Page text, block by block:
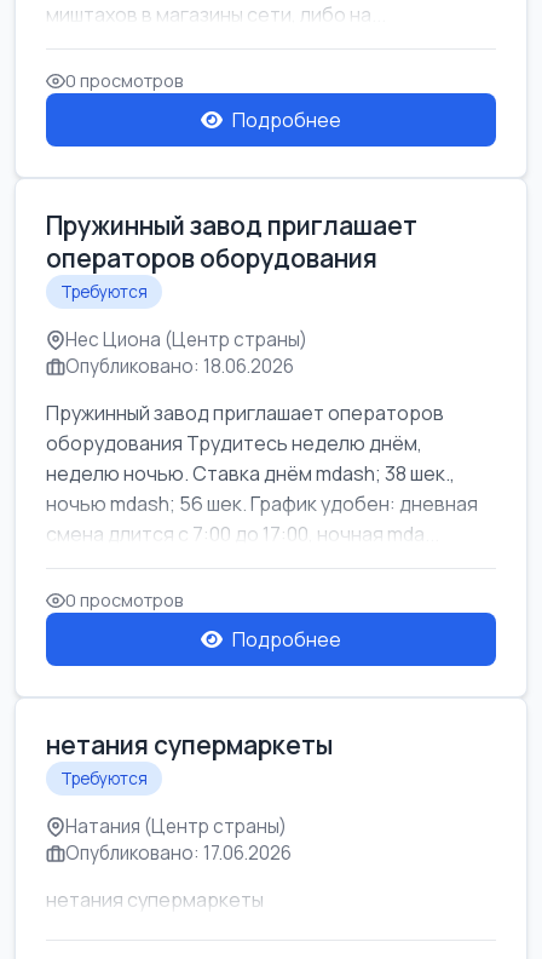
миштахов в магазины сети, либо на...
0 просмотров
Подробнее
Пружинный завод приглашает
операторов оборудования
Требуются
Нес Циона (Центр страны)
Опубликовано: 18.06.2026
Пружинный завод приглашает операторов
оборудования Трудитесь неделю днём,
неделю ночью. Ставка днём mdash; 38 шек.,
ночью mdash; 56 шек. График удобен: дневная
смена длится с 7:00 до 17:00, ночная mda...
0 просмотров
Подробнее
нетания супермаркеты
Требуются
Натания (Центр страны)
Опубликовано: 17.06.2026
нетания супермаркеты